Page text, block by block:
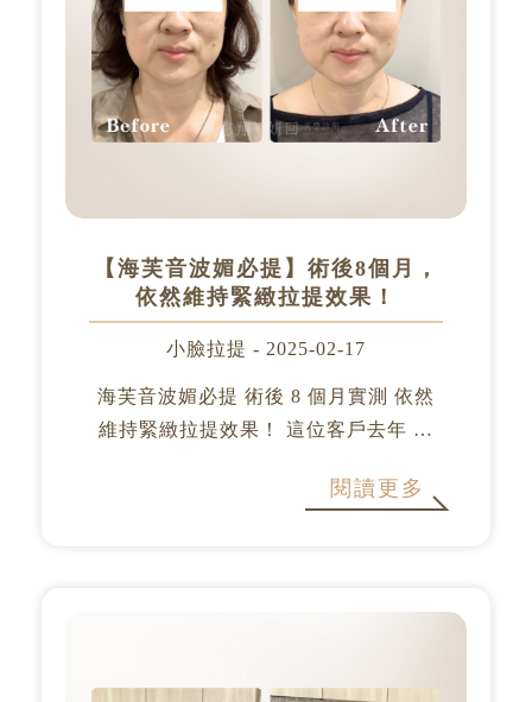
【海芙音波媚必提】術後8個月，
依然維持緊緻拉提效果！
小臉拉提 - 2025-02-17
海芙音波媚必提 術後 8 個月實測 依然
維持緊緻拉提效果！ 這位客戶去年 11
果非常顯著！如今術後 8 個多月回診，
閱讀更多